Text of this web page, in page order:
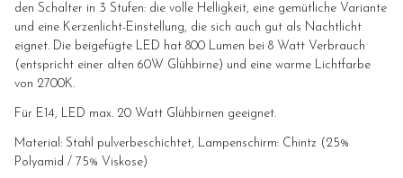
den Schalter in 3 Stufen: die volle Helligkeit, eine gemütliche Variante
und eine Kerzenlicht-Einstellung, die sich auch gut als Nachtlicht
eignet. Die beigefügte LED hat 800 Lumen bei 8 Watt Verbrauch
(entspricht einer alten 60W Glühbirne) und eine warme Lichtfarbe
von 2700K.
Für E14, LED max. 20 Watt Glühbirnen geeignet.
Material: Stahl pulverbeschichtet, Lampenschirm: Chintz (25%
Polyamid / 75% Viskose)